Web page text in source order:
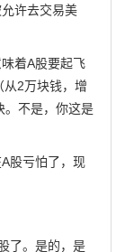
许去交易美
着A股要起飞
从2 万块钱，增
。不是，你这是
A股亏怕了，现
了。是的，是